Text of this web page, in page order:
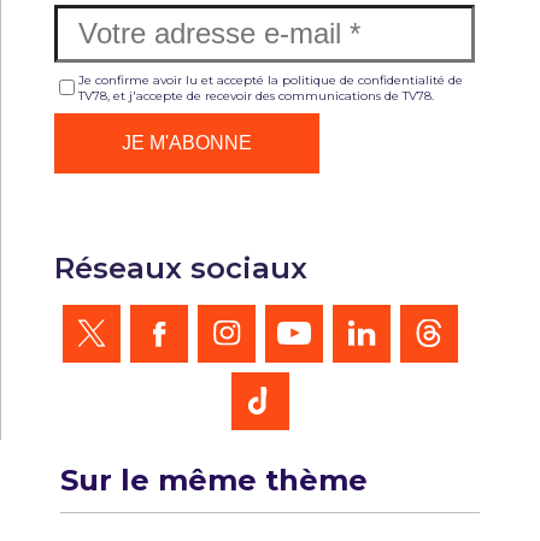
Je confirme avoir lu et accepté la politique de confidentialité de
TV78, et j'accepte de recevoir des communications de TV78.
Réseaux sociaux
Sur le même thème